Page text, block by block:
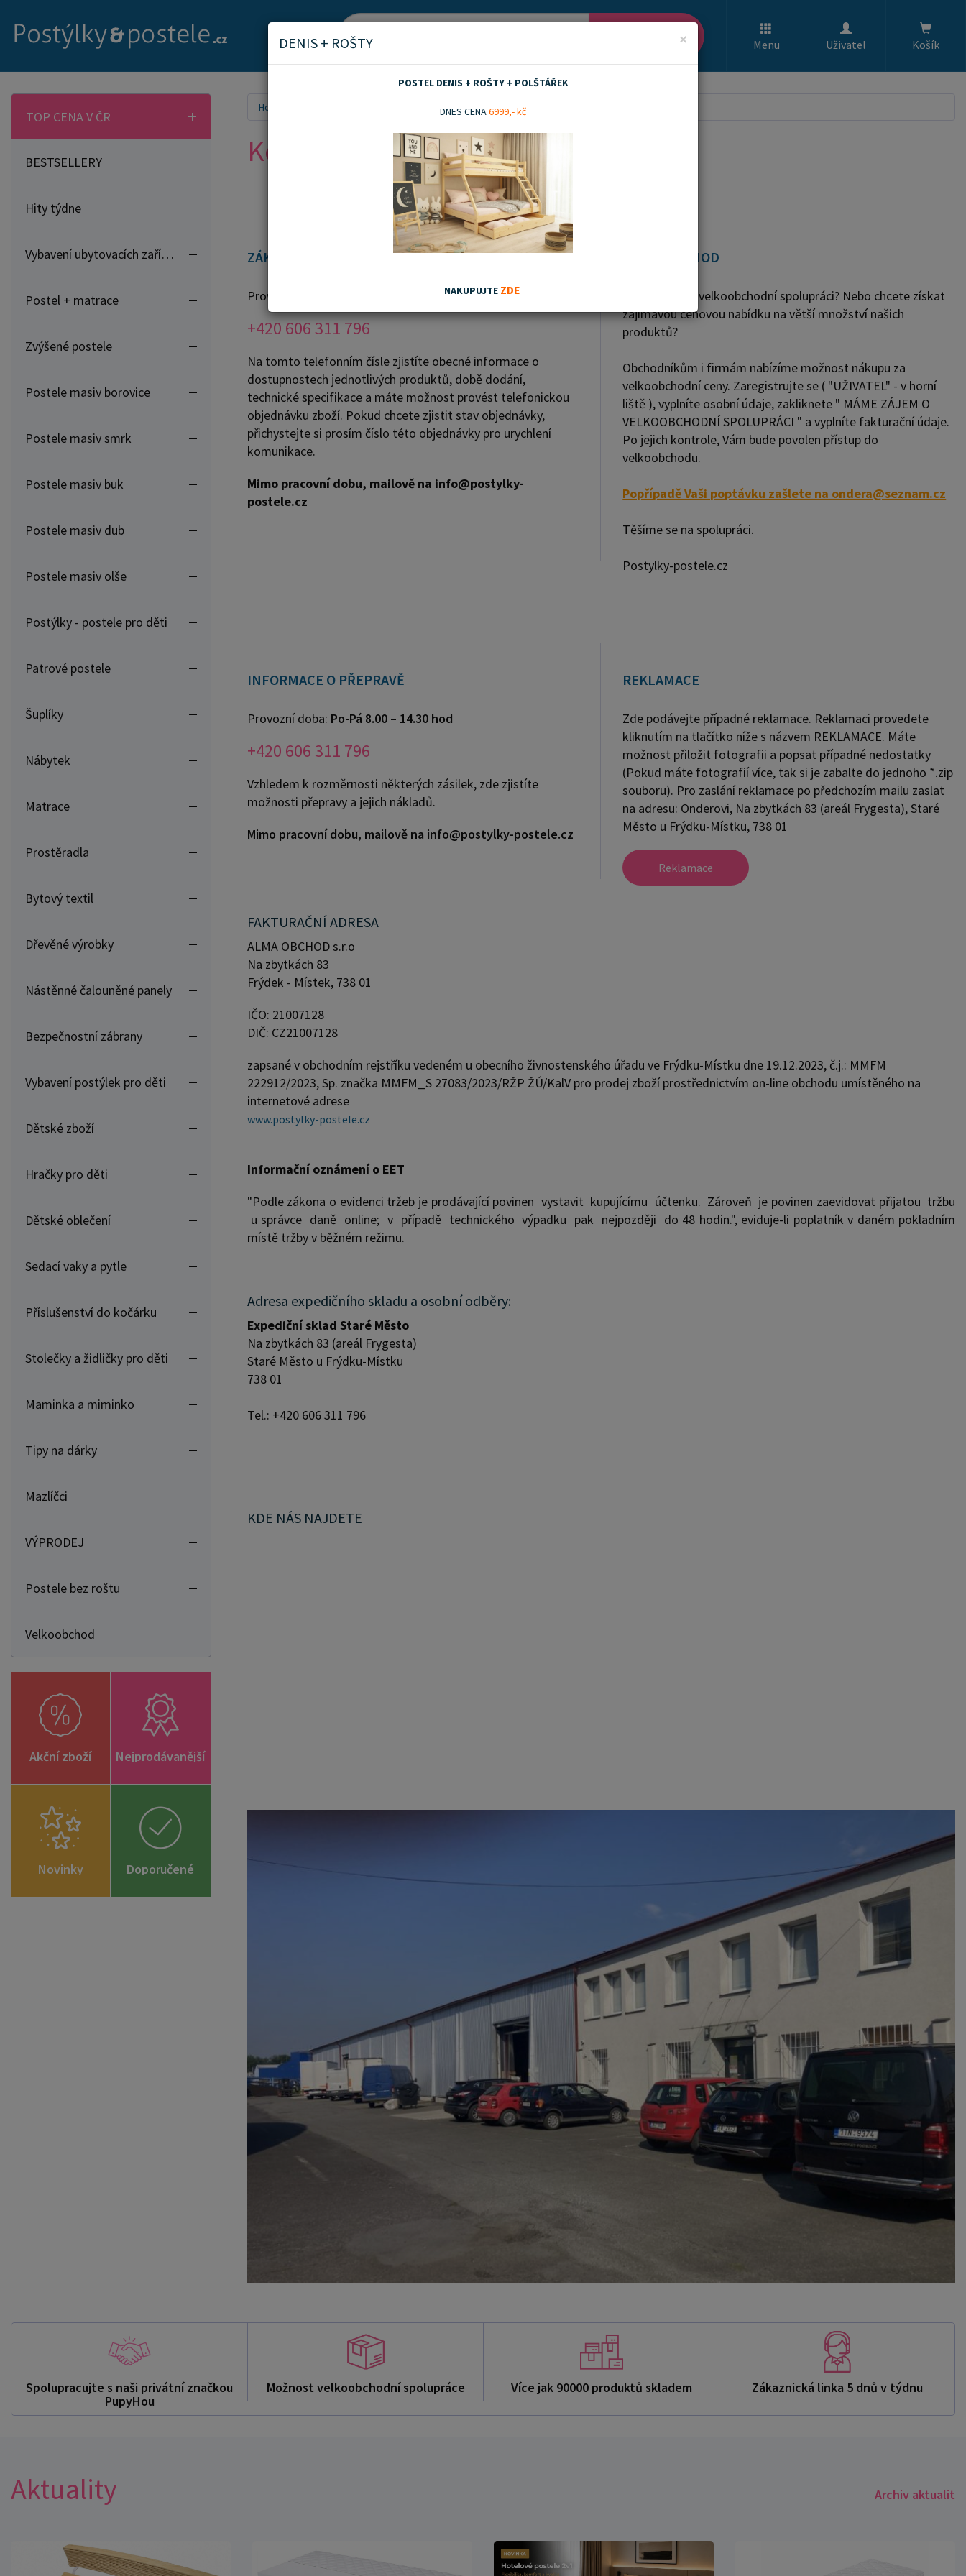
Menu Uživatel Košík
TOP CENA V ČR
BESTSELLERY
Hity týdne
Vybavení ubytovacích zařízení
Postel + matrace
Zvýšené postele
Postele masiv borovice
Postele masiv smrk
Postele masiv buk
Postele masiv dub
Postele masiv olše
Postýlky - postele pro děti
Patrové postele
Šuplíky
Nábytek
Matrace
Prostěradla
Bytový textil
Dřevěné výrobky
Nástěnné čalouněné panely
Bezpečnostní zábrany
Vybavení postýlek pro děti
Dětské zboží
Hračky pro děti
Dětské oblečení
Sedací vaky a pytle
Příslušenství do kočárku
Stolečky a židličky pro děti
Maminka a miminko
Tipy na dárky
Mazlíčci
VÝPRODEJ
Postele bez roštu
Velkoobchod
Akční zboží Nejprodávanější
Novinky
Doporučené
zboží
Home
Kontakty
ZÁKAZNICKÁ LINKA - STAV OBJEDNÁVEK
Provozní doba: Po-Pá 8.00 – 14.30 hod
+420 606 311 796
Na tomto telefonním čísle zjistíte obecné informace o
dostupnostech jednotlivých produktů, době dodání,
technické specifikace a máte možnost provést telefonickou
objednávku zboží. Pokud chcete zjistit stav objednávky,
přichystejte si prosím číslo této objednávky pro urychlení
komunikace.
Mimo pracovní dobu, mailově na info@postylky-
postele.cz
VELKOOBCHOD
Máte zájem o velkoobchodní spolupráci? Nebo chcete získat
zajímavou cenovou nabídku na větší množství našich
produktů?
Obchodníkům i firmám nabízíme možnost nákupu za
velkoobchodní ceny. Zaregistrujte se ( "UŽIVATEL" - v horní
liště ), vyplníte osobní údaje, zakliknete " MÁME ZÁJEM O
VELKOOBCHODNÍ SPOLUPRÁCI " a vyplníte fakturační údaje.
Po jejich kontrole, Vám bude povolen přístup do
velkoobchodu.
Popřípadě Vaši poptávku zašlete na ondera@seznam.cz
Těšíme se na spolupráci.
Postylky-postele.cz
INFORMACE O PŘEPRAVĚ
Provozní doba: Po-Pá 8.00 – 14.30 hod
+420 606 311 796
Vzhledem k rozměrnosti některých zásilek, zde zjistíte
možnosti přepravy a jejich nákladů.
Mimo pracovní dobu, mailově na info@postylky-postele.cz
REKLAMACE
Zde podávejte případné reklamace. Reklamaci provedete
kliknutím na tlačítko níže s názvem REKLAMACE. Máte
možnost přiložit fotografii a popsat případné nedostatky
(Pokud máte fotografií více, tak si je zabalte do jednoho *.zip
souboru). Pro zaslání reklamace po předchozím mailu zaslat
na adresu: Onderovi, Na zbytkách 83 (areál Frygesta), Staré
Město u Frýdku-Místku, 738 01
Reklamace
FAKTURAČNÍ ADRESA
ALMA OBCHOD s.r.o
Na zbytkách 83
Frýdek - Místek, 738 01
IČO: 21007128
DIČ: CZ21007128
zapsané v obchodním rejstříku vedeném u obecního živnostenského úřadu ve Frýdku-Místku dne 19.12.2023, č.j.: MMFM
222912/2023, Sp. značka MMFM_S 27083/2023/RŽP ŽÚ/KalV pro prodej zboží prostřednictvím on-line obchodu umístěného na
internetové adrese
www.postylky-postele.cz
Informační oznámení o EET
"Podle zákona o evidenci tržeb je prodávající povinen vystavit kupujícímu účtenku. Zároveň je povinen zaevidovat přijatou tržbu
u správce daně online; v případě technického výpadku pak nejpozději do 48 hodin.", eviduje-li poplatník v daném pokladním
místě tržby v běžném režimu.
Adresa expedičního skladu a osobní odběry:
Expediční sklad Staré Město
Na zbytkách 83 (areál Frygesta)
Staré Město u Frýdku-Místku
738 01
Tel.: +420 606 311 796
KDE NÁS NAJDETE
Spolupracujte s naši privátní značkou
PupyHou
Možnost velkoobchodní spolupráce Více jak 90000 produktů skladem Zákaznická linka 5 dnů v týdnu
Aktuality Archiv aktualit
×
DENIS + ROŠTY
POSTEL DENIS + ROŠTY + POLŠTÁŘEK
DNES CENA6999,- kč
NAKUPUJTE ZDE